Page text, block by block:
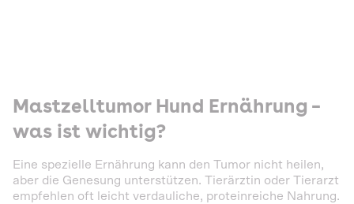
Mastzelltumor Hund Ernährung –
was ist wichtig?
Eine spezielle Ernährung kann den Tumor nicht heilen,
aber die Genesung unterstützen. Tierärztin oder Tierarzt
empfehlen oft leicht verdauliche, proteinreiche Nahrung.